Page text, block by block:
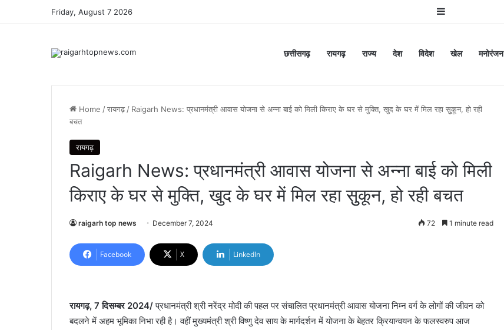
Friday, August 7 2026 Sidebar
छत्तीसगढ़ रायगढ़ राज्य देश विदेश खेल मनोरंजन
Home /रायगढ़ / Raigarh News: प्रधानमंत्री आवास योजना से अन्ना बाई को मिली किराए के घर से मुक्ति, खुद के घर में मिल रहा सुुकून, हो रही
बचत
रायगढ़
Raigarh News: प्रधानमंत्री आवास योजना से अन्ना बाई को मिली
किराए के घर से मुक्ति, खुद के घर में मिल रहा सुुकून, हो रही बचत
raigarh top news December 7, 2024 72 1 minute read
Facebook X LinkedIn
रायगढ़, 7 दिसम्बर 2024/प्रधानमंत्री श्री नरेंद्र मोदी की पहल पर संचालित प्रधानमंत्री आवास योजना निम्न वर्ग के लोगों की जीवन को
बदलने में अहम भूमिका निभा रही है। वहीं मुख्यमंत्री श्री विष्णु देव साय के मार्गदर्शन में योजना के बेहतर क्रियान्वयन के फलस्वरुप आज